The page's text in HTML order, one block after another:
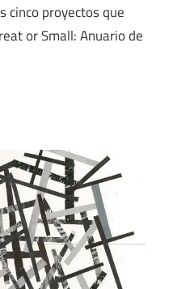
cinco proyectos que
or Small: Anuario de